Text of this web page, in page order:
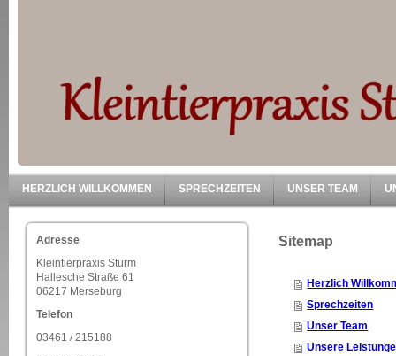
HERZLICH WILLKOMMEN SPRECHZEITEN UNSER TEAM
Adresse
Kleintierpraxis Sturm
Hallesche Straße 61
06217 Merseburg
Telefon
03461 / 215188
Sitemap
Herzlich
Sprechzeiten
Unser Team
Unsere